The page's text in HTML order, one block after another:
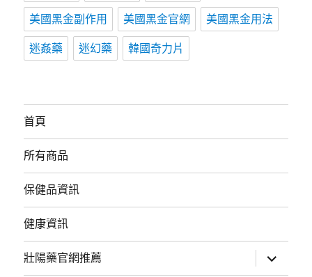
美國黑金副作用 美國黑金官網 美國黑金用法
迷姦藥 迷幻藥 韓國奇力片
首頁
所有商品
保健品資訊
健康資訊
壯陽藥官網推薦
展
開